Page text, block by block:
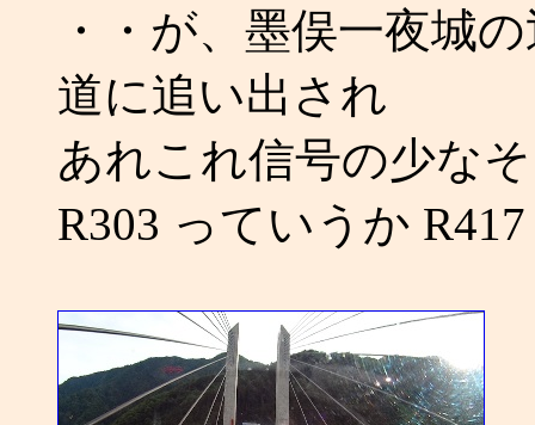
・・が、墨俣一夜城
道に追い出され
あれこれ信号の少な
R303 っていうか